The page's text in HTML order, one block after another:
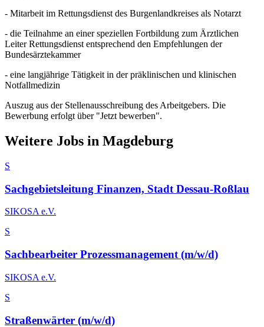
- Mitarbeit im Rettungsdienst des Burgenlandkreises als Notarzt
- die Teilnahme an einer speziellen Fortbildung zum Ärztlichen
Leiter Rettungsdienst entsprechend den Empfehlungen der
Bundesärztekammer
- eine langjährige Tätigkeit in der präklinischen und klinischen
Notfallmedizin
Auszug aus der Stellenausschreibung des Arbeitgebers. Die
Bewerbung erfolgt über "Jetzt bewerben".
Weitere Jobs in Magdeburg
S
Sachgebietsleitung Finanzen, Stadt Dessau-Roßlau
SIKOSA e.V.
S
Sachbearbeiter Prozessmanagement (m/w/d)
SIKOSA e.V.
S
Straßenwärter (m/w/d)